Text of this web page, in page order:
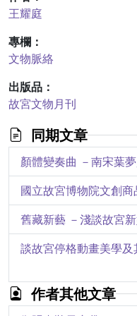
王耀庭
專欄：
文物脈絡
出版品：
故宮文物月刊
同期文章
顏體變奏曲 －南宋葉
國立故宮博物院文創
舊藏新藝 －淺談故宮
談故宮停格動畫美學
「透視象牙球工作坊」
藏品害蟲小檔案 －菸
作者其他文章